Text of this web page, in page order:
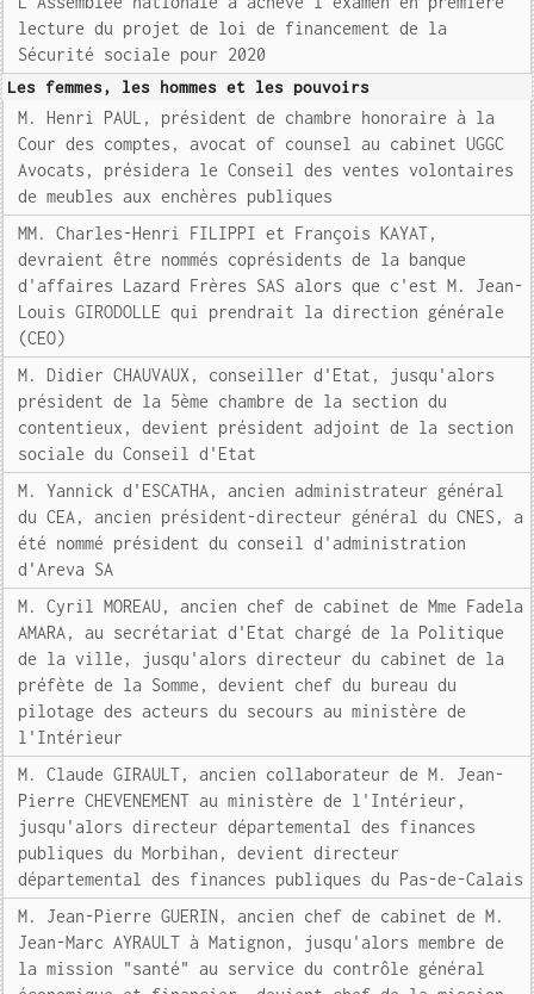
lecture du projet de loi de financement de la
Sécurité sociale pour 2020
Les femmes, les hommes et les pouvoirs
M. Henri PAUL, président de chambre honoraire à la
Cour des comptes, avocat of counsel au cabinet UGGC
Avocats, présidera le Conseil des ventes volontaires
de meubles aux enchères publiques
MM. Charles-Henri FILIPPI et François KAYAT,
devraient être nommés coprésidents de la banque
d'affaires Lazard Frères SAS alors que c'est M. Jean-
Louis GIRODOLLE qui prendrait la direction générale
(CEO)
M. Didier CHAUVAUX, conseiller d'Etat, jusqu'alors
président de la 5ème chambre de la section du
contentieux, devient président adjoint de la section
sociale du Conseil d'Etat
M. Yannick d'ESCATHA, ancien administrateur général
du CEA, ancien président-directeur général du CNES, a
été nommé président du conseil d'administration
d'Areva SA
M. Cyril MOREAU, ancien chef de cabinet de Mme Fadela
AMARA, au secrétariat d'Etat chargé de la Politique
de la ville, jusqu'alors directeur du cabinet de la
préfète de la Somme, devient chef du bureau du
pilotage des acteurs du secours au ministère de
l'Intérieur
M. Claude GIRAULT, ancien collaborateur de M. Jean-
Pierre CHEVENEMENT au ministère de l'Intérieur,
jusqu'alors directeur départemental des finances
publiques du Morbihan, devient directeur
départemental des finances publiques du Pas-de-Calais
M. Jean-Pierre GUERIN, ancien chef de cabinet de M.
Jean-Marc AYRAULT à Matignon, jusqu'alors membre de
la mission "santé" au service du contrôle général